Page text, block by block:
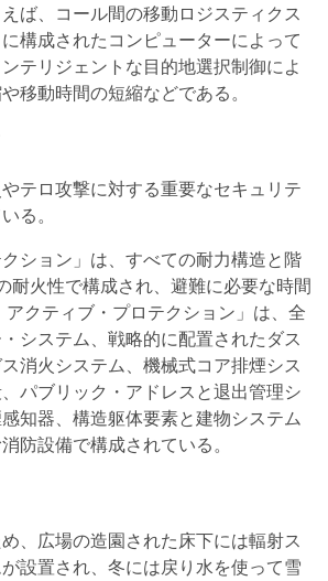
ば、コール間の移動ロジスティクス
構成されたコンピューターによって
テリジェントな目的地選択制御によ
移動時間の短縮などである。
テロ攻撃に対する重要なセキュリテ
る。
ション」は、すべての耐力構造と階
耐火性で構成され、避難に必要な時間
アクティブ・プロテクション」は、全
システム、戦略的に配置されたダス
消火システム、機械式コア排煙シス
パブリック・アドレスと退出管理シ
知器、構造躯体要素と建物システム
防設備で構成されている。
、広場の造園された床下には輻射ス
設置され、冬には戻り水を使って雪